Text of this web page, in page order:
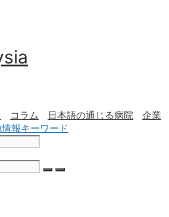
コラム 日本語の通じる病院
企業
報キーワード